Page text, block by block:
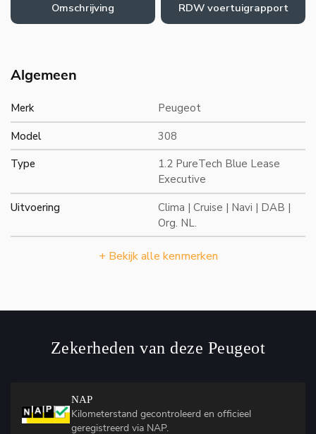
Omschrijving RDW voertuigrapport
Algemeen
Merk
Peugeot
Model
308
Type
1.2 PureTech Blue Lease
Executive
Uitvoering
Clima | Cruise | Navi | DAB |
Org. NL.
+ Bekijk alle kenmerken
Zekerheden van deze Peugeot
NAP
Kilometerstand gecontroleerd en officieel
geregistreerd via NAP.